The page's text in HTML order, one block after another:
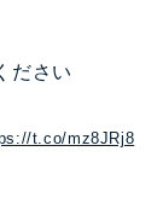
ださい
t.co/mz8JRj8